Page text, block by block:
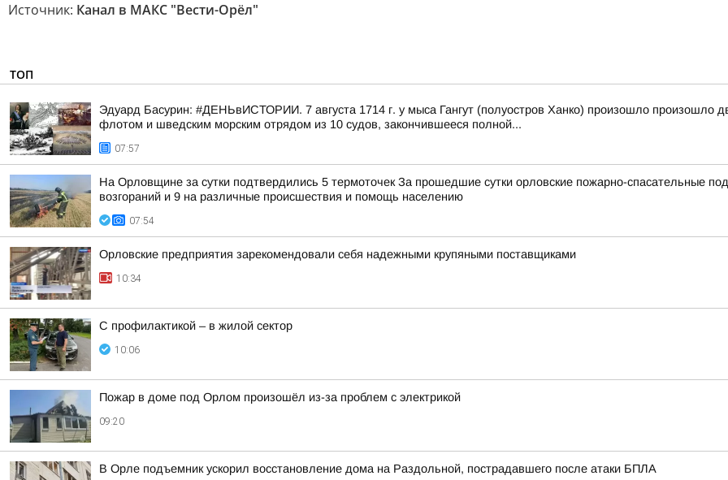
Источник: Канал в МАКС "Вести-Орёл"
ТОП
Эдуард Басурин: #ДЕНЬвИСТОРИИ. 7 августа 1714 г. у мыса Гангут (полуостров Ханко) произошло произошло
флотом и шведским морским отрядом из 10 судов, закончившееся полной...
07:57
На Орловщине за сутки подтвердились 5 термоточек За прошедшие сутки орловские пожарно-спасательные
возгораний и 9 на различные происшествия и помощь населению
07:54
Орловские предприятия зарекомендовали себя надежными крупяными поставщиками
10:34
С профилактикой – в жилой сектор
10:06
Пожар в доме под Орлом произошёл из-за проблем с электрикой
09:20
В Орле подъемник ускорил восстановление дома на Раздольной, пострадавшего после атаки БПЛА